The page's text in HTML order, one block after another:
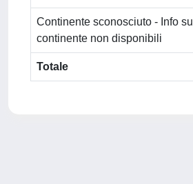
Continente sconosciuto - Info sul
continente non disponibili
Totale